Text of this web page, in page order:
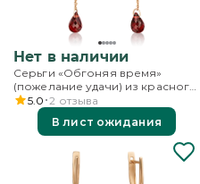
Нет в наличии
Серьги «Обгоняя время»
(пожелание удачи) из красного
золота с гранатами
5.0 2 отзыва
В лист ожидания